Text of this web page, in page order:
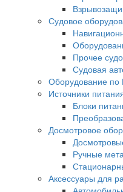
Судовое
Прочее
Судовая
Оборудование
Источники
Блоки
Досмотровое
Ручные
Аксессуары для